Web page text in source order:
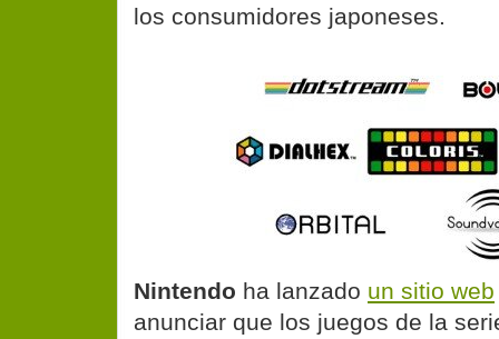
los consumidores japoneses.
Nintendo ha lanzado un sitio web
anunciar que los juegos de la